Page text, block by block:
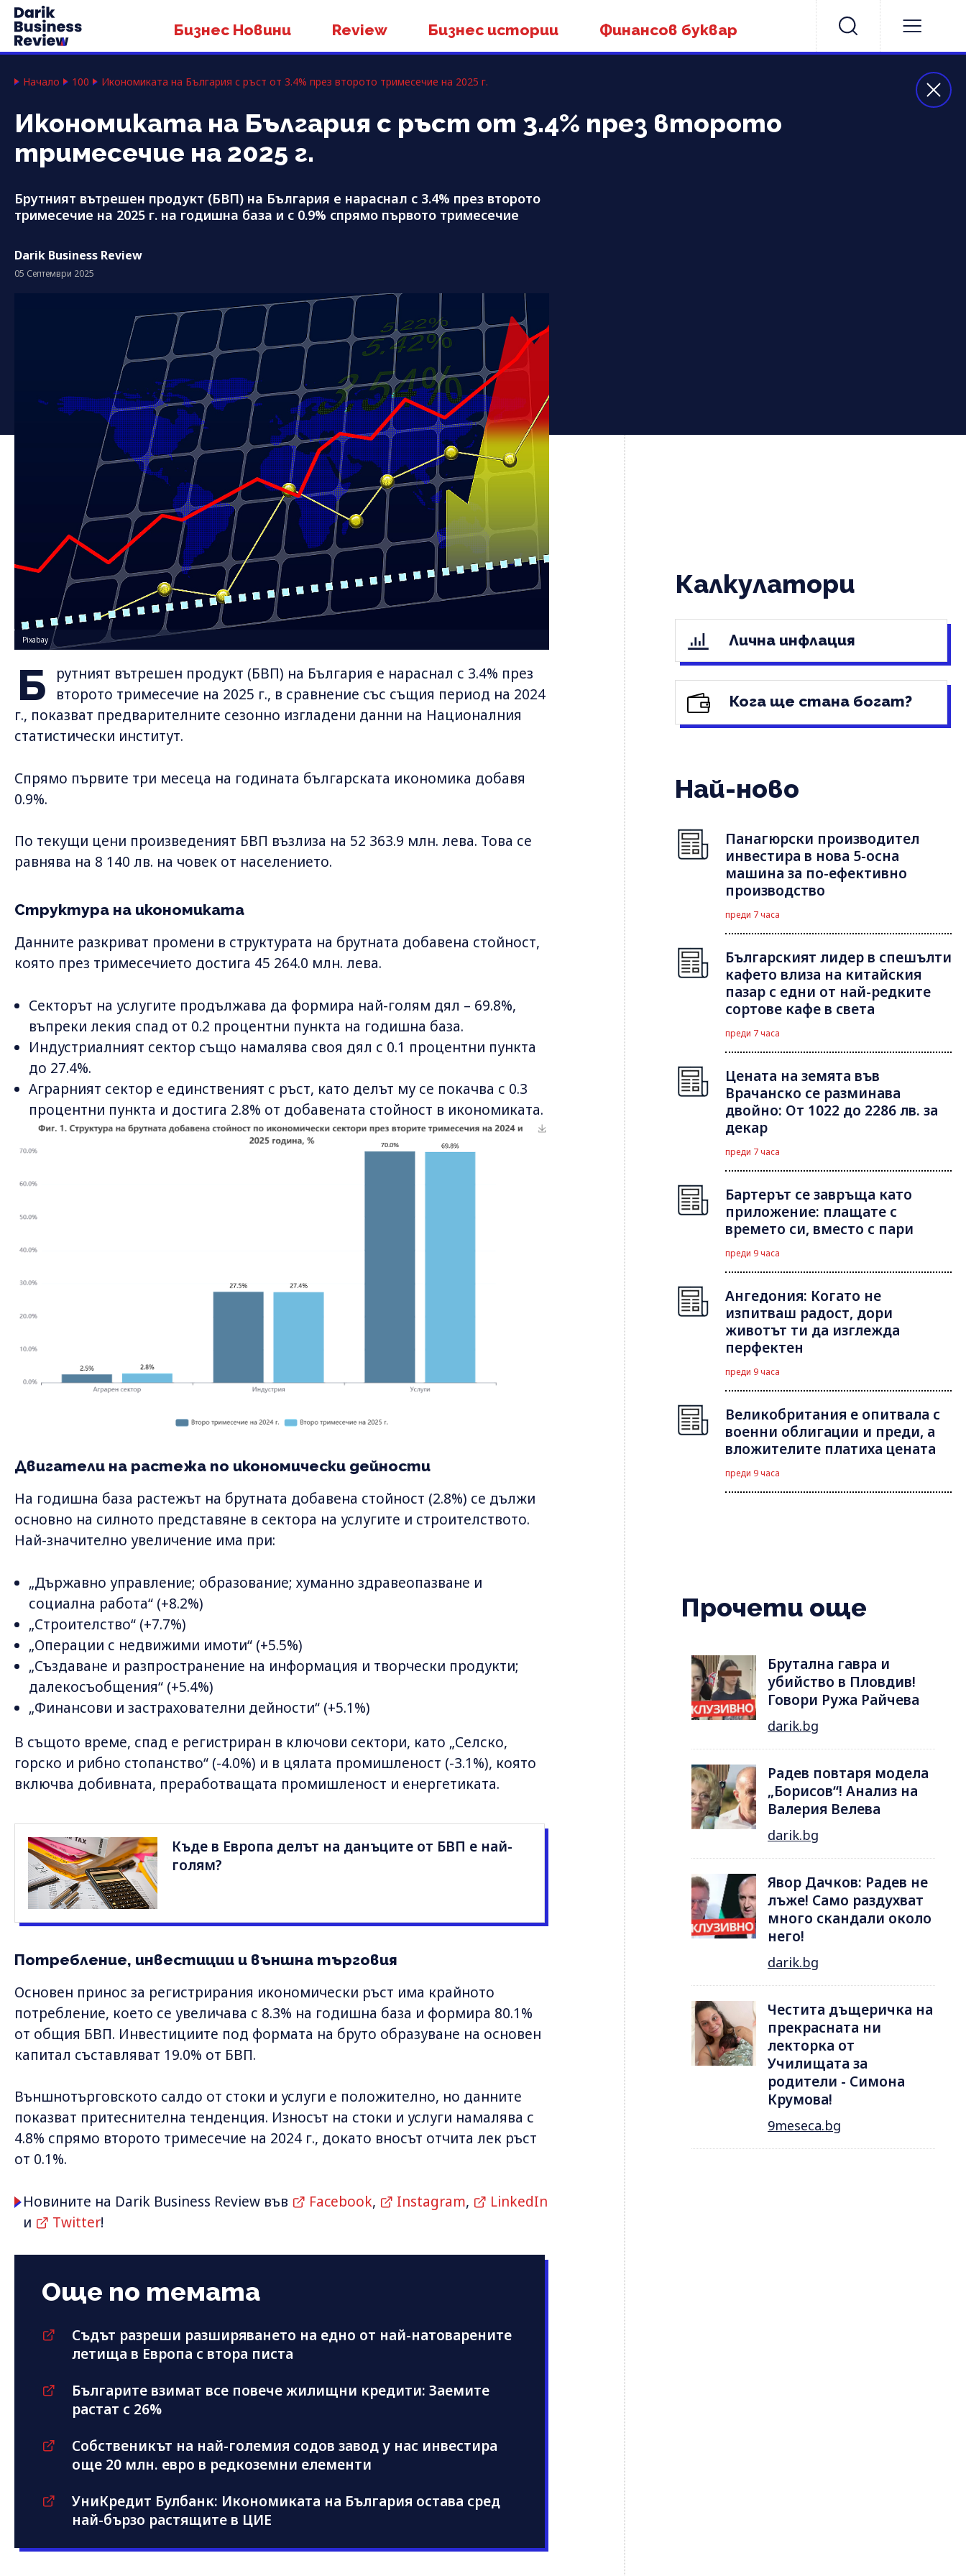
Бизнес Новини Review Бизнес истории Финансов буквар
Начало 100 Икономиката на България с ръст от 3.4% през второто тримесечие на 2025 г.
Икономиката на България с ръст от 3.4% през второто
тримесечие на 2025 г.
Брутният вътрешен продукт (БВП) на България е нараснал с 3.4% през второто
тримесечие на 2025 г. на годишна база и с 0.9% спрямо първото тримесечие
Darik Business Review
05 Септември 2025
Pixabay
Б
рутният вътрешен продукт (БВП) на България е нараснал с 3.4% през
второто тримесечие на 2025 г., в сравнение със същия период на 2024
г., показват предварителните сезонно изгладени данни на Националния
статистически институт.
Спрямо първите три месеца на годината българската икономика добавя
0.9%.
По текущи цени произведеният БВП възлиза на 52 363.9 млн. лева. Това се
равнява на 8 140 лв. на човек от населението.
Структура на икономиката
Данните разкриват промени в структурата на брутната добавена стойност,
която през тримесечието достига 45 264.0 млн. лева.
Секторът на услугите продължава да формира най-голям дял – 69.8%,
въпреки лекия спад от 0.2 процентни пункта на годишна база.
Индустриалният сектор също намалява своя дял с 0.1 процентни пункта
до 27.4%.
Аграрният сектор е единственият с ръст, като делът му се покачва с 0.3
процентни пункта и достига 2.8% от добавената стойност в икономиката.
Двигатели на растежа по икономически дейности
На годишна база растежът на брутната добавена стойност (2.8%) се дължи
основно на силното представяне в сектора на услугите и строителството.
Най-значително увеличение има при:
„Държавно управление; образование; хуманно здравеопазване и
социална работа“ (+8.2%)
„Строителство“ (+7.7%)
„Операции с недвижими имоти“ (+5.5%)
„Създаване и разпространение на информация и творчески продукти;
далекосъобщения“ (+5.4%)
„Финансови и застрахователни дейности“ (+5.1%)
В същото време, спад е регистриран в ключови сектори, като „Селско,
горско и рибно стопанство“ (-4.0%) и в цялата промишленост (-3.1%), която
включва добивната, преработващата промишленост и енергетиката.
Къде в Европа делът на данъците от БВП е най-
голям?
Потребление, инвестиции и външна търговия
Основен принос за регистрирания икономически ръст има крайното
потребление, което се увеличава с 8.3% на годишна база и формира 80.1%
от общия БВП. Инвестициите под формата на бруто образуване на основен
капитал съставляват 19.0% от БВП.
Външнотърговското салдо от стоки и услуги е положително, но данните
показват притеснителна тенденция. Износът на стоки и услуги намалява с
4.8% спрямо второто тримесечие на 2024 г., докато вносът отчита лек ръст
от 0.1%.
Новините на Darik Business Review във Facebook, Instagram,
LinkedIn
и
Twitter!
Още по темата
Съдът разреши разширяването на едно от най-натоварените
летища в Европа с втора писта
Българите взимат все повече жилищни кредити: Заемите
растат с 26%
Собственикът на най-големия содов завод у нас инвестира
още 20 млн. евро в редкоземни елементи
УниКредит Булбанк: Икономиката на България остава сред
най-бързо растящите в ЦИЕ
Калкулатори
Лична инфлация
Кога ще стана богат?
Най-ново
Панагюрски производител
инвестира в нова 5-осна
машина за по-ефективно
производство
преди 7 часа
Българският лидер в спешълти
кафето влиза на китайския
пазар с едни от най-редките
сортове кафе в света
преди 7 часа
Цената на земята във
Врачанско се разминава
двойно: От 1022 до 2286 лв. за
декар
преди 7 часа
Бартерът се завръща като
приложение: плащате с
времето си, вместо с пари
преди 9 часа
Ангедония: Когато не
изпитваш радост, дори
животът ти да изглежда
перфектен
преди 9 часа
Великобритания е опитвала с
военни облигации и преди, а
вложителите платиха цената
преди 9 часа
Прочети още
Брутална гавра и
убийство в Пловдив!
Говори Ружа Райчева
darik.bg
Радев повтаря модела
„Борисов“! Анализ на
Валерия Велева
darik.bg
Явор Дачков: Радев не
лъже! Само раздухват
много скандали около
него!
darik.bg
Честита дъщеричка на
прекрасната ни
лекторка от
Училищата за
родители - Симона
Крумова!
9meseca.bg